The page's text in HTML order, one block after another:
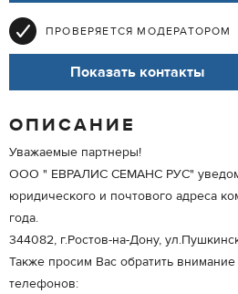
ПРОВЕРЯЕТСЯ МОДЕРАТОРОМ
Показать контакты
ОПИСАНИЕ
Уважаемые партнеры!
OOO " ЕВРАЛИС СЕМАНС РУС"
юридического и почтового адреса
года.
344082, г.Ростов-на-Дону,
Также просим Вас обратить
телефонов: